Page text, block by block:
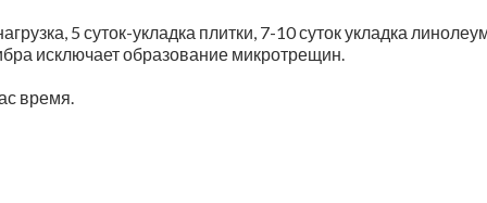
5 суток-укладка плитки, 7-10 суток укладка
исключает образование микротрещин.
время.